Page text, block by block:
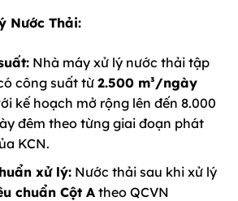
Nước Thải:
Nhà máy xử lý nước thải tập
công suất từ 2.500 m³/ngày
kế hoạch mở rộng lên đến 8.000
đêm theo từng giai đoạn phát
KCN.
xử lý:Nước thải sau khi xử lý
chuẩn Cột Atheo QCVN